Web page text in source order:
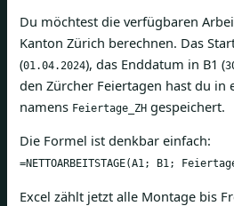
Du möchtest die verfügbaren
Kanton Zürich berechnen. Das
(01.04.2024), das Enddatum in B1 (
den Zürcher Feiertagen hast du in
namens Feiertage_ZH gespeichert.
Die Formel ist denkbar einfach:
=NETTOARBEITSTAGE(A1; B1;
Excel zählt jetzt alle Montage bis